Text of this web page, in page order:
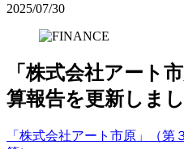
2025/07/30
「株式会社アート
算報告を更新しまし
「株式会社アート市原」（